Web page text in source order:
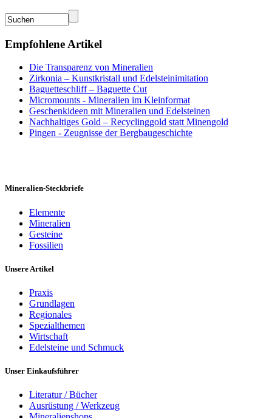
Empfohlene Artikel
Die Transparenz von Mineralien
Zirkonia – Kunstkristall und Edelsteinimitation
Baguetteschliff – Baguette Cut
Micromounts - Mineralien im Kleinformat
Geschenkideen mit Mineralien und Edelsteinen
Nachhaltiges Gold – Recyclinggold statt Minengold
Pingen - Zeugnisse der Bergbaugeschichte
Mineralien-Steckbriefe
Elemente
Mineralien
Gesteine
Fossilien
Unsere Artikel
Praxis
Grundlagen
Regionales
Spezialthemen
Wirtschaft
Edelsteine und Schmuck
Unser Einkaufsführer
Literatur / Bücher
Ausrüstung / Werkzeug